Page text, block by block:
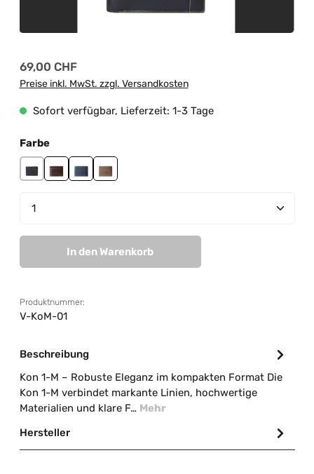
Regulärer Preis:
69,00 CHF
Preise inkl. MwSt. zzgl. Versandkosten
Sofort verfügbar, Lieferzeit: 1-3 Tage
Farbeauswählen
black-lime green
brown-sky blue
navy-redtaupe-sky blue
Produkt Anzahl: Gib den gewünschten Wert ein
In den Warenkorb
Produktnummer:
V-KoM-01
Beschreibung
Kon 1-M – Robuste Eleganz im kompakten Format Die
Kon 1-M verbindet markante Linien, hochwertige
Materialien und klare F… Mehr
Hersteller